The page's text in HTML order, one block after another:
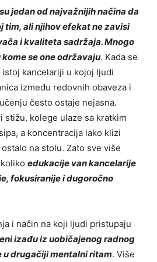
jedan od najvažnijih načina da
tim, ali njihov efekat ne zavisi
i kvaliteta sadržaja. Mnogo
se one održavaju. Kada se
kancelariji u kojoj ljudi
između redovnih obaveza i
često ostaje nejasna.
stižu, kolege ulaze sa kratkim
a koncentracija lako klizi
na stolu. Zato sve više
edukacije van kancelarije
fokusiranije i dugoročno
i način na koji ljudi pristupaju
izađu iz uobičajenog radnog
u drugačiji mentalni ritam. Više